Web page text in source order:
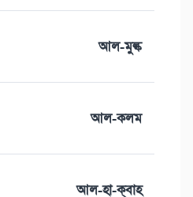
আল-মুল্ক
আল-কলম
আল-হা-ক্বাহ